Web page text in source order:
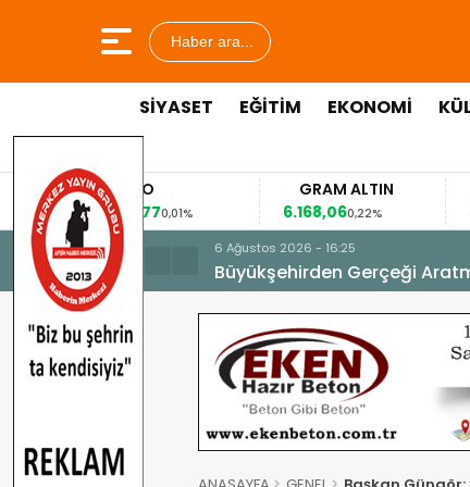
Haber ara...
SİYASET EĞİTİM EKONOMİ
EURO
53,84770,01%
GRAM ALTIN
6.168,060,22%
FAİZ
42,31
6 Ağustos 2026 - 16:25
Büyükşehirden Gerçeği